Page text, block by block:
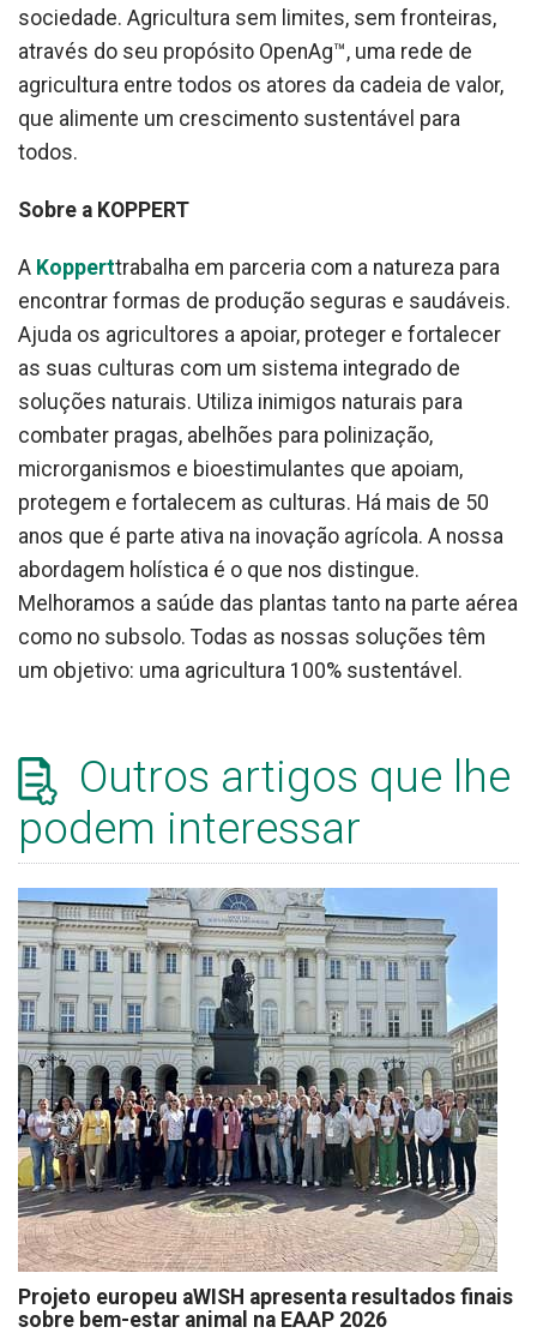
sociedade. Agricultura sem limites, sem fronteiras,
através do seu propósito OpenAg™, uma rede de
agricultura entre todos os atores da cadeia de valor,
que alimente um crescimento sustentável para
todos.
Sobre a KOPPERT
A Kopperttrabalha em parceria com a natureza para
encontrar formas de produção seguras e saudáveis.
Ajuda os agricultores a apoiar, proteger e fortalecer
as suas culturas com um sistema integrado de
soluções naturais. Utiliza inimigos naturais para
combater pragas, abelhões para polinização,
microrganismos e bioestimulantes que apoiam,
protegem e fortalecem as culturas. Há mais de 50
anos que é parte ativa na inovação agrícola. A nossa
abordagem holística é o que nos distingue.
Melhoramos a saúde das plantas tanto na parte aérea
como no subsolo. Todas as nossas soluções têm
um objetivo: uma agricultura 100% sustentável.
Outros artigos que lhe
podem interessar
Projeto europeu aWISH apresenta resultados finais
sobre bem-estar animal na EAAP 2026